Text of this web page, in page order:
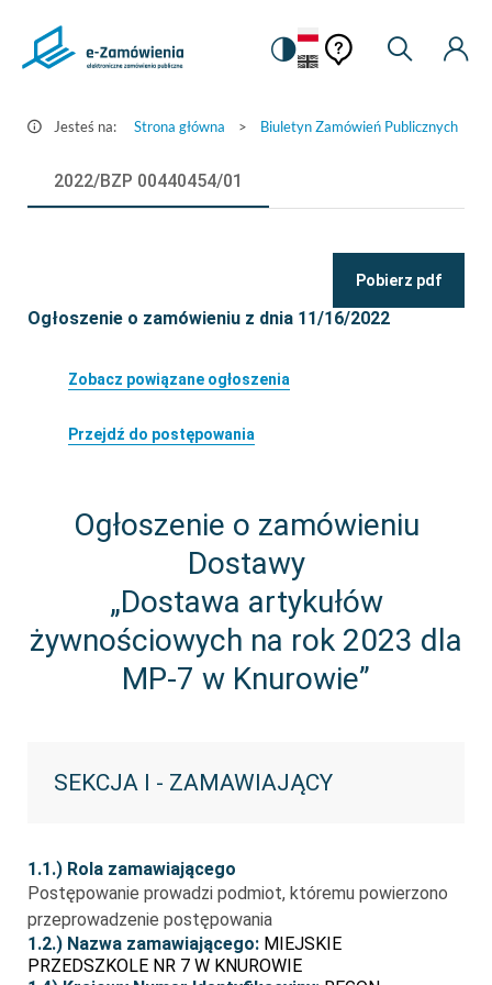
Szczegóły
e-
Ustawienia
Zmiana
na
kontrastową
Pomoc
kontekstowa
Pomoc
Moje
Jesteś na: Strona główna > Biuletyn Zamówień Publicznych
2022/BZP 00440454/01
Pobierz pdf
Ogłoszenie o zamówieniu z dnia 11/16/2022
Zobacz powiązane ogłoszenia
Przejdź do postępowania
Ogłoszenie o zamówieniu
Dostawy
„Dostawa artykułów
żywnościowych na rok 2023 dla
MP-7 w Knurowie”
SEKCJA I - ZAMAWIAJĄCY
1.1.) Rola zamawiającego
Postępowanie prowadzi podmiot, któremu powierzono
przeprowadzenie postępowania
1.2.) Nazwa zamawiającego: MIEJSKIE
PRZEDSZKOLE NR 7 W KNUROWIE